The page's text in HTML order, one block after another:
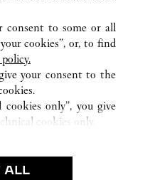
consent to some or all
cookies”, or, to find
your consent to the
only”, you give
cookies only.
ALL